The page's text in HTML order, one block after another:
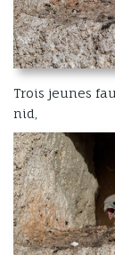
Trois jeunes
nid,